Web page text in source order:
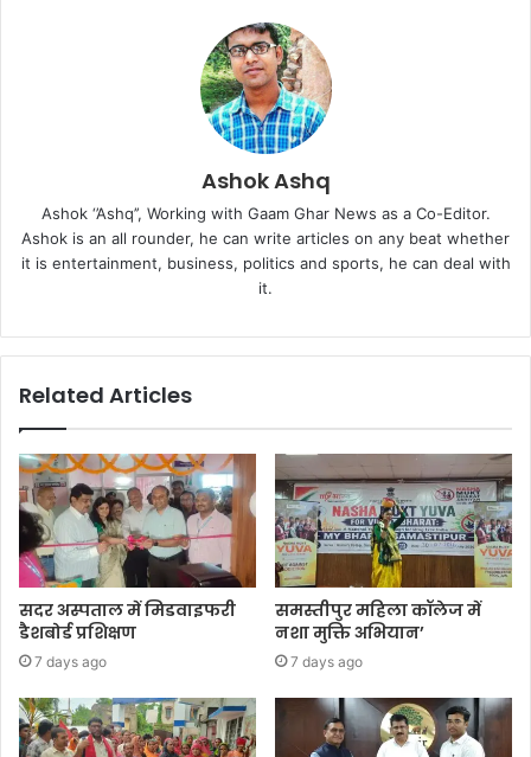
Ashok Ashq
Ashok ‘’Ashq’’, Working with Gaam Ghar News as a Co-Editor.
Ashok is an all rounder, he can write articles on any beat whether
it is entertainment, business, politics and sports, he can deal with
it.
Related Articles
सदर अस्पताल में मिडवाइफरी
डैशबोर्ड प्रशिक्षण
7 days ago
समस्तीपुर महिला कॉलेज में
नशा मुक्ति अभियान’
7 days ago